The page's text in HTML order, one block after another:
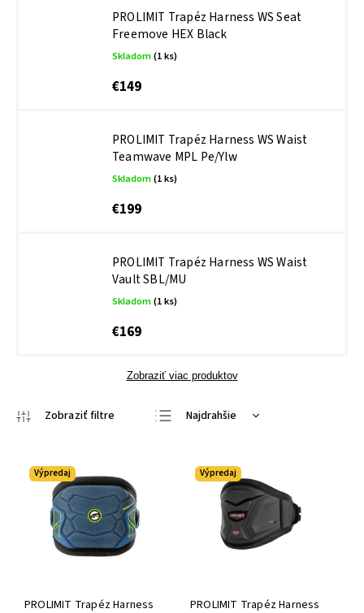
PROLIMIT Trapéz Harness WS Seat
Freemove HEX Black
Skladom(1 ks)
€149
PROLIMIT Trapéz Harness WS Waist
Teamwave MPL Pe/Ylw
Skladom(1 ks)
€199
PROLIMIT Trapéz Harness WS Waist
Vault SBL/MU
Skladom(1 ks)
€169
Zobraziť viac produktov
Najdrahšie
Najpredávanejšie
Abecedne
Výpredaj
PROLIMIT Trapéz Harness
Výpredaj
PROLIMIT Trapéz Harness